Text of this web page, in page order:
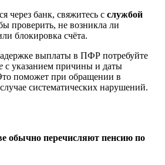
через банк, свяжитесь с службой
проверить, не возникла ли
блокировка счёта.
выплаты в ПФР потребуйте
с указанием причины и даты
поможет при обращении в
систематических нарушений.
обычно перечисляют пенсию по